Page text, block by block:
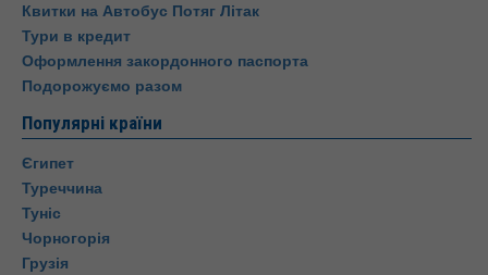
Квитки на Автобус Потяг Літак
Тури в кредит
Оформлення закордонного паспорта
Подорожуємо разом
Популярні країни
Єгипет
Туреччина
Туніс
Чорногорія
Грузія